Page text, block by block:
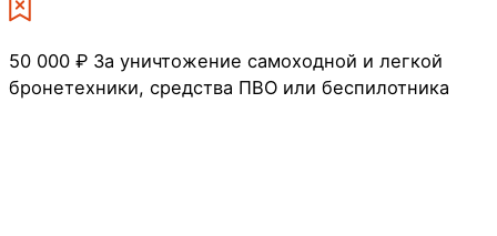
50 000 ₽ За уничтожение самоходной и легкой
бронетехники, средства ПВО или беспилотника